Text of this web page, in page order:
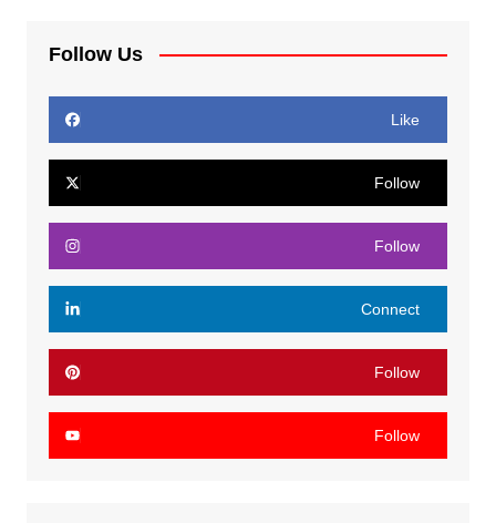
Follow Us
Like
Follow
Follow
Connect
Follow
Follow